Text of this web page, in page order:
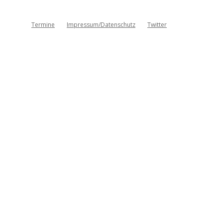
Termine Impressum/Datenschutz Twitter